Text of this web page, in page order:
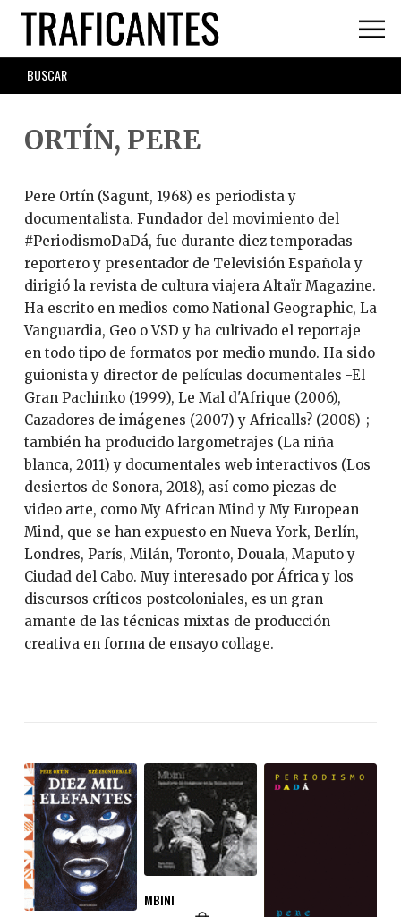
Skip
main
content
SEARCH
FORM
ORTÍN, PERE
Pere Ortín (Sagunt, 1968) es periodista y
documentalista. Fundador del movimiento del
#PeriodismoDaDá, fue durante diez temporadas
reportero y presentador de Televisión Española y
dirigió la revista de cultura viajera Altaïr Magazine.
Ha escrito en medios como National Geographic, La
Vanguardia, Geo o VSD y ha cultivado el reportaje
en todo tipo de formatos por medio mundo. Ha sido
guionista y director de películas documentales -El
Gran Pachinko (1999), Le Mal d'Afrique (2006),
Cazadores de imágenes (2007) y Africalls? (2008)-;
también ha producido largometrajes (La niña
blanca, 2011) y documentales web interactivos (Los
desiertos de Sonora, 2018), así como piezas de
video arte, como My African Mind y My European
Mind, que se han expuesto en Nueva York, Berlín,
Londres, París, Milán, Toronto, Douala, Maputo y
Ciudad del Cabo. Muy interesado por África y los
discursos críticos postcoloniales, es un gran
amante de las técnicas mixtas de producción
creativa en forma de ensayo collage.
MBINI